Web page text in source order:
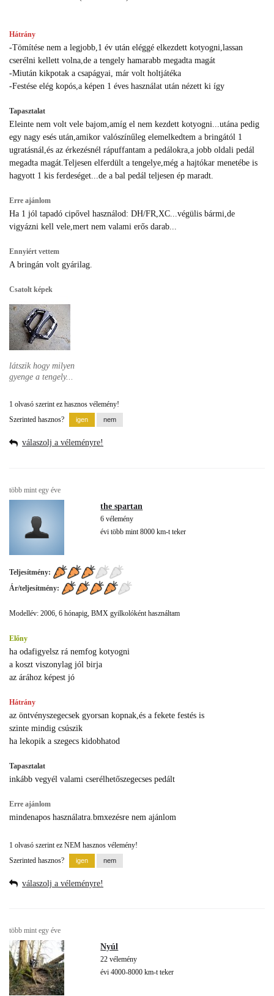
Hátrány
-Tömítése nem a legjobb,1 év után eléggé elkezdett kotyogni,lassan
cserélni kellett volna,de a tengely hamarabb megadta magát
-Miután kikpotak a csapágyai, már volt holtjátéka
-Festése elég kopós,a képen 1 éves használat után nézett ki így
Tapasztalat
Eleinte nem volt vele bajom,amíg el nem kezdett kotyogni...utána pedig
egy nagy esés után,amikor valószínűleg elemelkedtem a bringától 1
ugratásnál,és az érkezésnél rápuffantam a pedálokra,a jobb oldali pedál
megadta magát.Teljesen elferdült a tengelye,még a hajtókar menetébe is
hagyott 1 kis ferdeséget...de a bal pedál teljesen ép maradt.
Erre ajánlom
Ha 1 jól tapadó cipővel használod: DH/FR,XC...végülis bármi,de
vigyázni kell vele,mert nem valami erős darab...
Ennyiért vettem
A bringán volt gyárilag.
Csatolt képek
látszik hogy milyen
gyenge a tengely...
1 olvasó szerint ez hasznos vélemény!
Szerinted hasznos?
válaszolj a véleményre!
több mint egy éve
the spartan
6 vélemény
évi több mint 8000 km-t teker
Teljesítmény:
Ár/teljesítmény:
Modellév: 2006, 6 hónapig, BMX gyilkolóként használtam
Előny
ha odafigyelsz rá nemfog kotyogni
a koszt viszonylag jól birja
az árához képest jó
Hátrány
az öntvényszegecsek gyorsan kopnak,és a fekete festés is
szinte mindig csúszik
ha lekopik a szegecs kidobhatod
Tapasztalat
inkább vegyél valami cserélhetőszegecses pedált
Erre ajánlom
mindenapos használatra.bmxezésre nem ajánlom
1 olvasó szerint ez NEM hasznos vélemény!
Szerinted hasznos?
válaszolj a véleményre!
több mint egy éve
Nyúl
22 vélemény
évi 4000-8000 km-t teker